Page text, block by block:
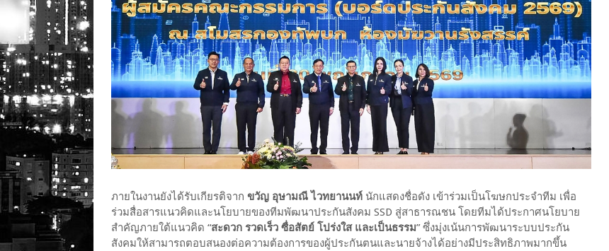
ภายในงานยังได้รับเกียรติจาก ขวัญ อุษามณี ไวทยานนท์ นักแสดงชื่อดัง เข้าร่วมเป็นโฆษกประจำทีม เพื่อ
ร่วมสื่อสารแนวคิดและนโยบายของทีมพัฒนาประกันสังคม SSD สู่สาธารณชน โดยทีมได้ประกาศนโยบาย
สำคัญภายใต้แนวคิด “สะดวก รวดเร็ว ซื่อสัตย์ โปร่งใส และเป็นธรรม” ซึ่งมุ่งเน้นการพัฒนาระบบประกัน
สังคมให้สามารถตอบสนองต่อความต้องการของผู้ประกันตนและนายจ้างได้อย่างมีประสิทธิภาพมากขึ้น